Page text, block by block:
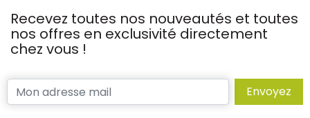
Recevez toutes nos nouveautés et toutes
nos offres en exclusivité directement
chez vous !
Envoyez